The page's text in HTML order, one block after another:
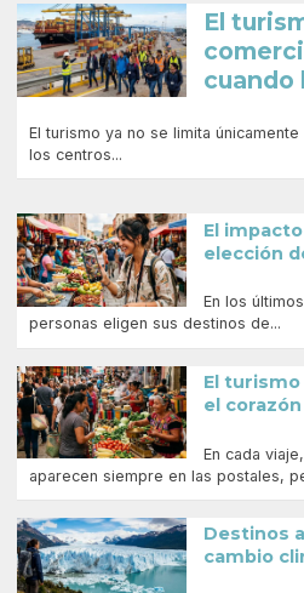
El
cuando
El turismo ya no se limita
los centros...
El
elección
En los
personas eligen sus destinos de...
El
el
En cada
aparecen siempre en las postales,
Destinos
cambio